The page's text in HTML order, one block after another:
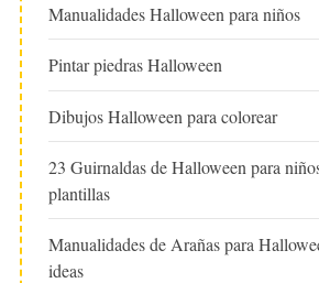
Manualidades Halloween para niños
Pintar piedras Halloween
Dibujos Halloween para colorear
23 Guirnaldas de Halloween para
plantillas
Manualidades de Arañas para
ideas